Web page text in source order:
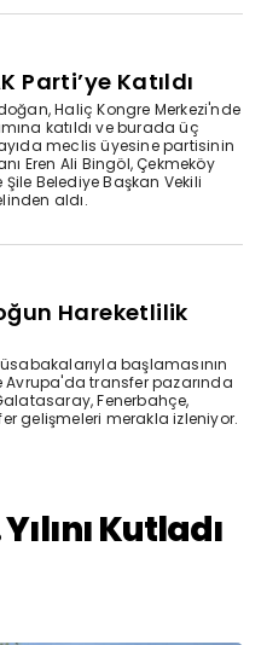
Parti’ye Katıldı
Haliç Kongre Merkezi'nde
katıldı ve burada üç
meclis üyesine partisinin
Eren Ali Bingöl, Çekmeköy
Belediye Başkan Vekili
aldı.
Hareketlilik
başlamasının
transfer pazarında
Fenerbahçe,
gelişmeleri merakla izleniyor.